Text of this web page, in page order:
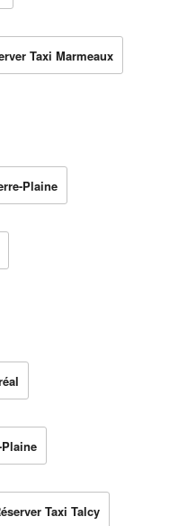
Taxi Marmeaux
Plaine
Taxi Talcy